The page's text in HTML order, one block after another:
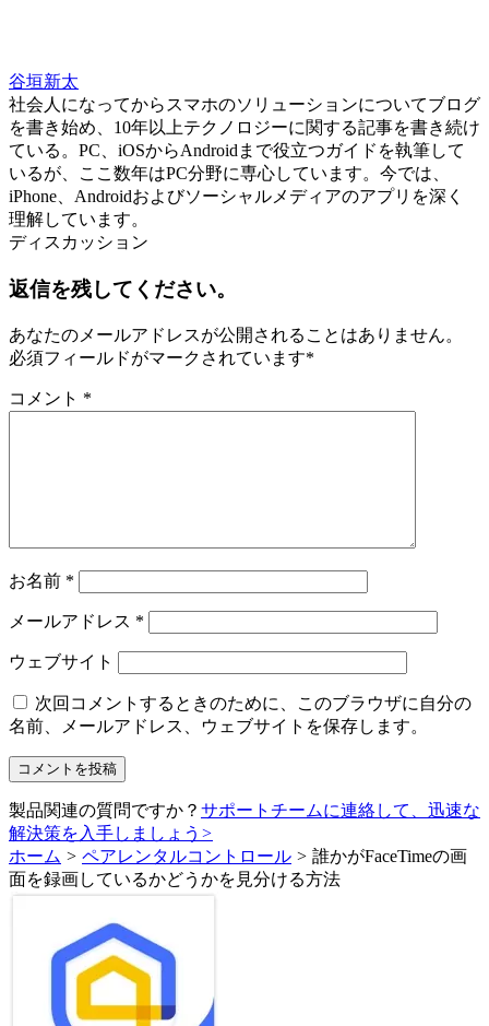
谷垣新太
社会人になってからスマホのソリューションについてブログ
を書き始め、10年以上テクノロジーに関する記事を書き続け
ている。PC、iOSからAndroidまで役立つガイドを執筆して
いるが、ここ数年はPC分野に専心しています。今では、
iPhone、Androidおよびソーシャルメディアのアプリを深く
理解しています。
ディスカッション
返信を残してください。
あなたのメールアドレスが公開されることはありません。
必須フィールドがマークされています*
コメント *
お名前 *
メールアドレス *
ウェブサイト
次回コメントするときのために、このブラウザに自分の
名前、メールアドレス、ウェブサイトを保存します。
製品関連の質問ですか？ サポートチームに連絡して、迅速な
解決策を入手しましょう >
ホーム > ペアレンタルコントロール > 誰かがFaceTimeの画
面を録画しているかどうかを見分ける方法